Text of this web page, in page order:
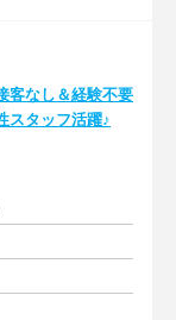
客なし＆経験不要
スタッフ活躍♪